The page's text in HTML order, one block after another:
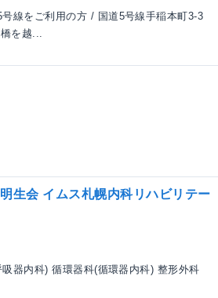
線をご利用の方 / 国道5号線手稲本町3-3
を越...
生会 イムス札幌内科リハビリテー
器内科) 循環器科(循環器内科) 整形外科